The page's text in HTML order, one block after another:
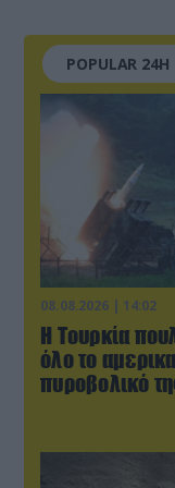
POPULAR 24H
08.08.2026 | 14:02
Η Τουρκία
όλο το
πυροβολικό